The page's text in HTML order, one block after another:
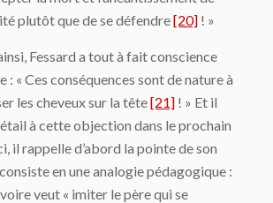
plutôt que de se défendre[20] ! »
Fessard a tout à fait conscience
: « Ces conséquences sont de nature à
les cheveux sur la tête[21] ! » Et il
à cette objection dans le prochain
il rappelle d’abord la pointe de son
en une analogie pédagogique :
voire veut « imiter le père qui se